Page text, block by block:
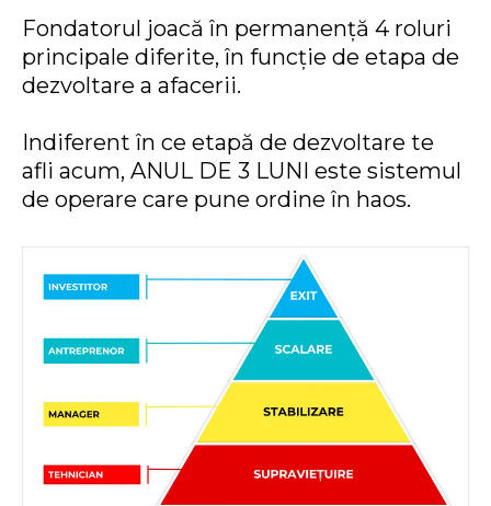
Fondatorul joacă în permanență 4 roluri
principale diferite, în funcție de etapa de
dezvoltare a afacerii.
Indiferent în ce etapă de dezvoltare te
afli acum, ANUL DE 3 LUNI este sistemul
de operare care pune ordine în haos.